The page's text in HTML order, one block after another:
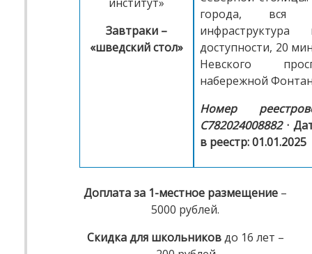
институт»
Завтраки –
«шведский стол»
города, вся
доступности, 20
Невского
набережной
Номер
С782024008882·
в реестр: 01.01.2025
Доплата за 1-местное размещение –
5000 рублей.
Скидка для школьниковдо 16 лет –